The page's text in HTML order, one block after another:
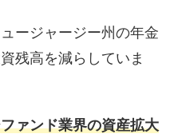
ージャージー州の年金
残高を減らしていま
ァンド業界の資産拡大